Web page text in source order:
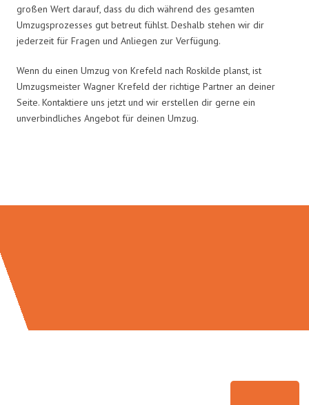
großen Wert darauf, dass du dich während des gesamten
Umzugsprozesses gut betreut fühlst. Deshalb stehen wir dir
jederzeit für Fragen und Anliegen zur Verfügung.
Wenn du einen Umzug von Krefeld nach Roskilde planst, ist
Umzugsmeister Wagner Krefeld der richtige Partner an deiner
Seite. Kontaktiere uns jetzt und wir erstellen dir gerne ein
unverbindliches Angebot für deinen Umzug.